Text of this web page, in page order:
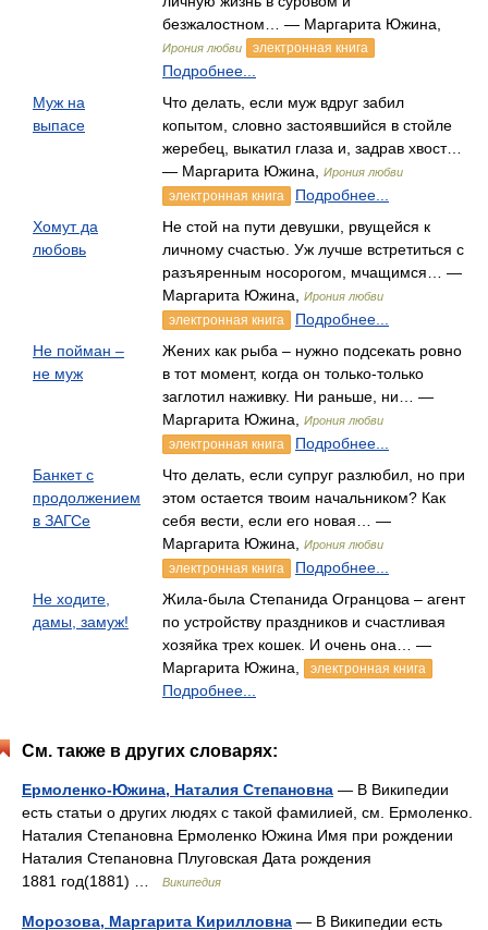
безжалостном… — Маргарита Южина,
Ирония любви электронная книга
Подробнее...
Муж на
выпасе
Что делать, если муж вдруг забил
копытом, словно застоявшийся в стойле
жеребец, выкатил глаза и, задрав хвост…
— Маргарита Южина,
Ирония любви
электронная книга
Подробнее...
Хомут да
любовь
Не стой на пути девушки, рвущейся к
личному счастью. Уж лучше встретиться с
разъяренным носорогом, мчащимся… —
Маргарита Южина,
Ирония любви
электронная книга
Подробнее...
Не пойман –
не муж
Жених как рыба – нужно подсекать ровно
в тот момент, когда он только-только
заглотил наживку. Ни раньше, ни… —
Маргарита Южина,
Ирония любви
электронная книга
Подробнее...
Банкет с
продолжением
в ЗАГСе
Что делать, если супруг разлюбил, но при
этом остается твоим начальником? Как
себя вести, если его новая… —
Маргарита Южина,
Ирония любви
электронная книга
Подробнее...
Не ходите,
дамы, замуж!
Жила-была Степанида Огранцова – агент
по устройству праздников и счастливая
хозяйка трех кошек. И очень она… —
Маргарита Южина,
электронная книга
Подробнее...
См. также в других словарях:
Ермоленко-Южина, Наталия Степановна — В Википедии
есть статьи о других людях с такой фамилией, см. Ермоленко.
Наталия Степановна Ермоленко Южина Имя при рождении
Наталия Степановна Плуговская Дата рождения
1881 год(1881) …
Википедия
Морозова, Маргарита Кирилловна — В Википедии есть